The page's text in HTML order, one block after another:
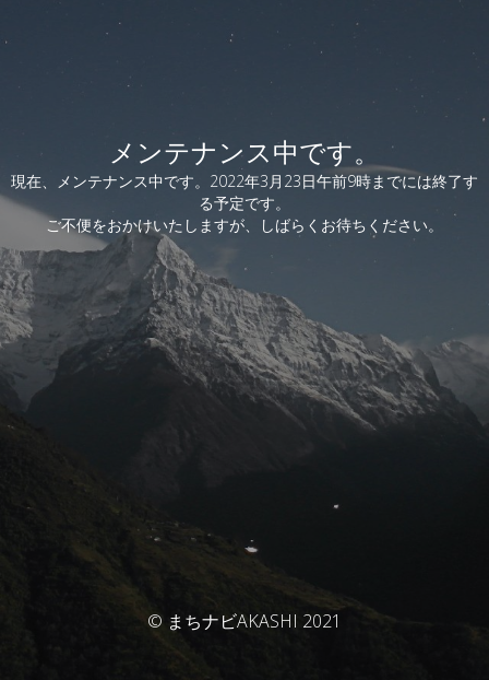
メンテナンス中です。
現在、メンテナンス中です。2022年3月23日午前9時までには終了す
る予定です。
ご不便をおかけいたしますが、しばらくお待ちください。
© まちナビAKASHI 2021